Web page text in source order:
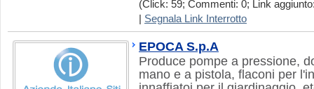
(Click: 59; Commenti: 0; Link
Segnala Link Interrotto
EPOCA S.p.A
Produce pompe a pressione,
mano e a pistola, flaconi per